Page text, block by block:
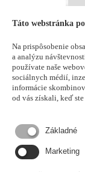
Krbové
Kalfire
Domov
Táto webstránka
Na prispôsobenie
a analýzu
používate naše
sociálnych médií,
informácie
od vás získali, keď
Základné
Marketing